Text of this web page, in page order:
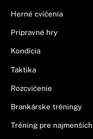
Herné cvičenia
Prípravné hry
Kondícia
Taktika
Rozcvičenie
Brankárske tréningy
Tréning pre najmenších